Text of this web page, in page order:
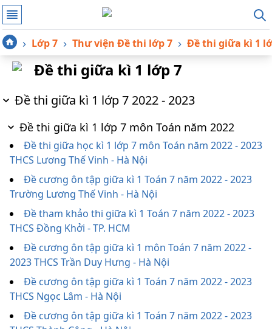
Lớp 7 Thư viện Đề thi lớp 7 Đề thi giữa kì 1
Đề thi giữa kì 1 lớp 7
Đề thi giữa kì 1 lớp 7 2022 - 2023
Đề thi giữa kì 1 lớp 7 môn Toán năm 2022
Đề thi giữa học kì 1 lớp 7 môn Toán năm 2022 - 2023
THCS Lương Thế Vinh - Hà Nội
Đề cương ôn tập giữa kì 1 Toán 7 năm 2022 - 2023
Trường Lương Thế Vinh - Hà Nội
Đề tham khảo thi giữa kì 1 Toán 7 năm 2022 - 2023
THCS Đồng Khởi - TP. HCM
Đề cương ôn tập giữa kì 1 môn Toán 7 năm 2022 -
2023 THCS Trần Duy Hưng - Hà Nội
Đề cương ôn tập giữa kì 1 Toán 7 năm 2022 - 2023
THCS Ngọc Lâm - Hà Nội
Đề cương ôn tập giữa kì 1 Toán 7 năm 2022 - 2023